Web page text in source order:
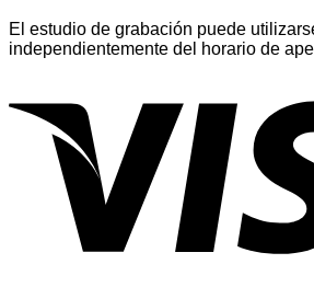
El estudio de grabación puede
independientemente del horario de